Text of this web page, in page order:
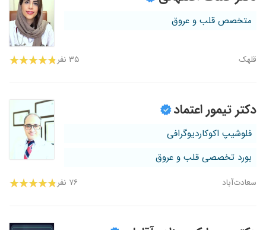
متخصص قلب و عروق
قلهک ۳۵ نفر
دکتر تیمور اعتماد
فلوشیپ اکوکاردیوگرافی
بورد تخصصی قلب و عروق
سعادت‌آباد ۷۶ نفر